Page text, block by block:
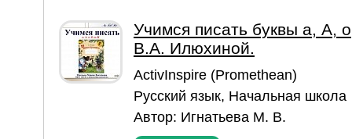
Учимся писать буквы а, А,
В.А. Илюхиной.
ActivInspire (Promethean)
Русский язык, Начальная школа
Автор: Игнатьева М. В.